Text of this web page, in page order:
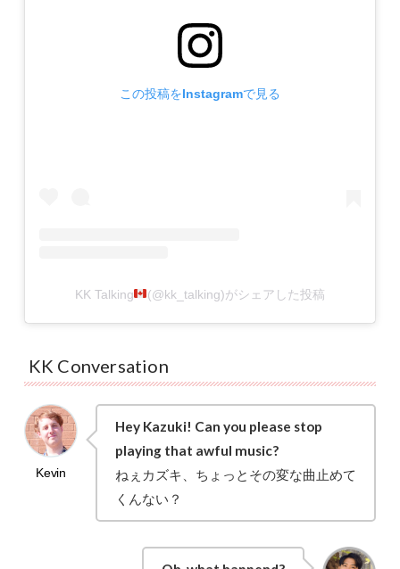
この投稿をInstagramで見る
KK Talking (@kk_talking)がシェアした投稿
KK Conversation
Hey Kazuki! Can you please stop
playing that awful music?
ねぇカズキ、ちょっとその変な曲止めて
くんない？